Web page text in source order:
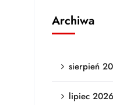
Archiwa
sierpień
lipiec 2026